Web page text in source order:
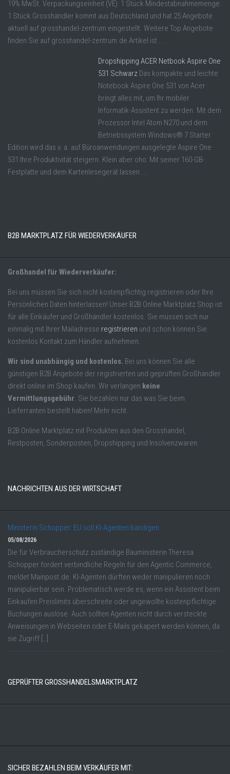
19% MwSt. Verpackungseinheit (VE): 1 Stück Mindestabnahmemenge:
1 Stück Grosshändler kommt aus Deutschland und hat 25 Angebote
aktuell auf grosshandel-zentrum eingestellt. Weitere Top Angebote
finden Sie auf grosshandel-zentrum.de Artikel ist ...
Dropshipping ACER Netbook Aspire One
531 Schwarz Das kompakte und leichte
Notebook Aspire One 531 von Acer
bringt alles mit, um Ihr mobiler
Informatik-Assistent zu werden. Mit dem
Prozessor Intel Atom N270 und dem
Betriebssystem Windows® 7 Starter
Edition wird das v. a. auf Büroanwendungen ausgelegte Aspire One
531 Ihre Produktivität steigern. Klein aber oho: Mit seiner 160-GB-
Festplatte und dem Kartenlesegerät lassen ...
B2B MARKTPLATZ FÜR WIEDERVERKÄUFER
Großhandel für Wiederverkäufer:
Bei uns müssen Sie sich nicht kostenpflichtig registrieren oder Ihre
Persönlichen Daten hinterlassen! Unser B2B Online Marktplatz Shop ist
für alle Einkäufer und Großhändler kostenlos. Sie müssen sich nur
einmalig mit Ihrer Mailadresse registrieren und schon können Sie
kostenlos Kontakt zum Händler aufnehmen.
Wir sind unabhängig und kostenlos. Bei uns können Sie alle
günstigen B2B Angebote der registrierten und geprüften Großhändler
direkt online im Shop kaufen. Wir verlangen keine
Vermittlungsgebühr. Sie bezahlen nur das was Sie beim
Lieferranten bestellt haben! Mehr nicht.
B2B Online Marktplatz mit Produkten aus den Grosshandel,
Restposten, Sonderposten, Dropshipping und Insolvenzwaren.
NACHRICHTEN AUS DER WIRTSCHAFT
Ministerin Schopper: EU soll KI-Agenten bändigen
05/08/2026
Die für Verbraucherschutz zuständige Bauministerin Theresa
Schopper fordert verbindliche Regeln für den Agentic Commerce,
meldet Mainpost.de. KI-Agenten dürften weder manipulieren noch
manipulierbar sein. Problematisch werde es, wenn ein Assistent beim
Einkaufen Preislimits überschreite oder ungewollte kostenpflichtige
Buchungen auslöse. Auch sollten Agenten nicht durch versteckte
Anweisungen in Webseiten oder E-Mails gekapert werden können, da
sie Zugriff […]
GEPRÜFTER GROSSHANDELSMARKTPLATZ
SICHER BEZAHLEN BEIM VERKÄUFER MIT: